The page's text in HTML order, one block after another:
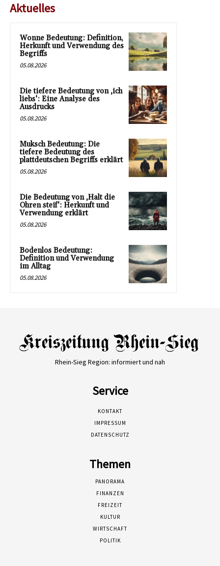
Aktuelles
Wonne Bedeutung: Definition,
Herkunft und Verwendung des
Begriffs
05.08.2026
Die tiefere Bedeutung von ‚ich
liebs‘: Eine Analyse des
Ausdrucks
05.08.2026
Muksch Bedeutung: Die
tiefere Bedeutung des
plattdeutschen Begriffs erklärt
05.08.2026
Die Bedeutung von ‚Halt die
Ohren steif‘: Herkunft und
Verwendung erklärt
05.08.2026
Bodenlos Bedeutung:
Definition und Verwendung
im Alltag
05.08.2026
Rhein-Sieg Region: informiert und nah
Service
KONTAKT
IMPRESSUM
DATENSCHUTZ
Themen
PANORAMA
FINANZEN
FREIZEIT
KULTUR
WIRTSCHAFT
POLITIK